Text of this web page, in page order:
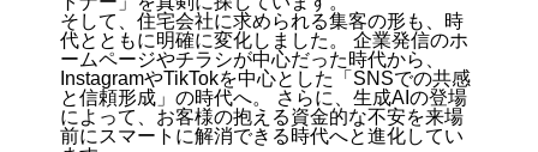
そして、住宅会社に求められる集客の形も、時
代とともに明確に変化しました。 企業発信のホ
ームページやチラシが中心だった時代から、
InstagramやTikTokを中心とした「SNSでの共感
と信頼形成」の時代へ。 さらに、生成AIの登場
によって、お客様の抱える資金的な不安を来場
前にスマートに解消できる時代へと進化してい